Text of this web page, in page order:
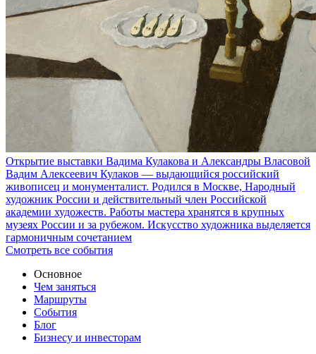
Открытие выставки Вадима Кулакова и Александры Власовой
Вадим Алексеевич Кулаков — выдающийся российский
живописец и монументалист. Родился в Москве, Народный
художник России и действительный член Российской
академии художеств. Работы мастера хранятся в крупных
музеях России и за рубежом. Искусство художника выделяется
гармоничным сочетанием
Смотреть все события
Основное
Чем заняться
Маршруты
События
Блог
Бизнесу и инвесторам